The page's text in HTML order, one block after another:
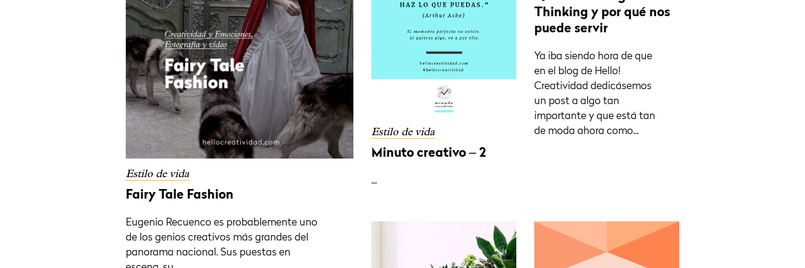
Estilo de vida
Fairy Tale Fashion
Eugenio Recuenco es probablemente uno
de los genios creativos más grandes del
panorama nacional. Sus puestas en
Estilo de vida
Minuto creativo – 2
...
Thinking y por qué nos
puede servir
Ya iba siendo hora de que
en el blog de Hello!
Creatividad dedicásemos
un post a algo tan
importante y que está tan
de moda ahora como...